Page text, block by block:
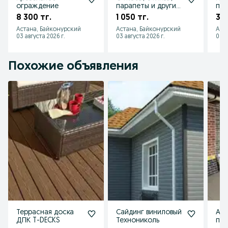
ограждение
8 300 тг.
Астана, Байконурский
03 августа 2026 г.
парапеты и другие
изделия из жести
1 050 тг.
Астана, Байконурский
03 августа 2026 г.
3
03
Похожие объявления
Террасная доска
ДПК T-DECKS
Сайдинг виниловый
Технониколь